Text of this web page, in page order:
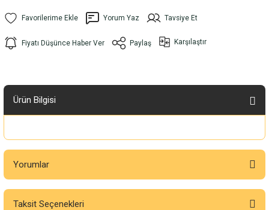
Yorum Yaz Tavsiye Et
Fiyatı Düşünce Haber Ver Paylaş Karşılaştır
Ürün Bilgisi
Yorumlar
Taksit Seçenekleri